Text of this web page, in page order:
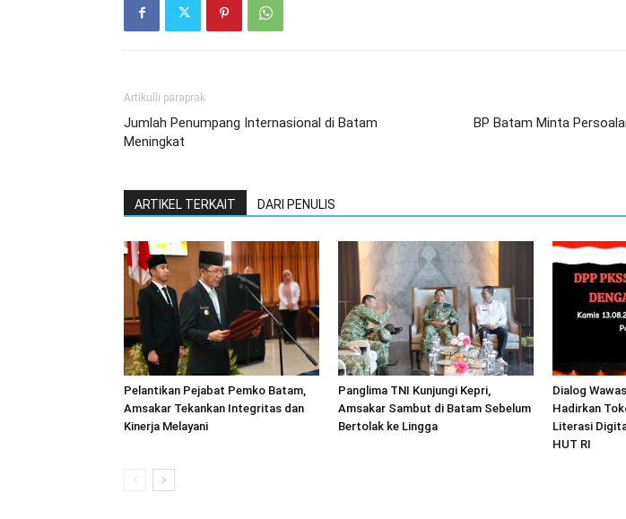
Artikulli paraprak
Jumlah Penumpang Internasional di Batam
Meningkat
BP Batam Minta
ARTIKEL TERKAIT DARI PENULIS
Pelantikan Pejabat Pemko Batam,
Amsakar Tekankan Integritas dan
Kinerja Melayani
Panglima TNI Kunjungi Kepri,
Amsakar Sambut di Batam Sebelum
Bertolak ke Lingga
Dialog
Hadirkan
Literasi
HUT RI